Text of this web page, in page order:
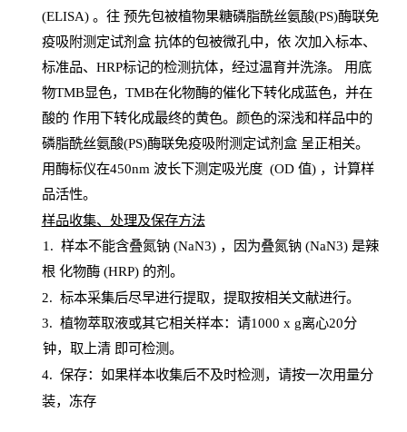
(ELISA) 。往 预先包被植物果糖磷脂酰丝氨酸(PS)酶联免
疫吸附测定试剂盒抗体的包被微孔中，依 次加入标本、
标准品、 HRP标记的检测抗体，经过温育并洗涤。
用底
物TMB显色， TMB在化物酶的催化下转化成蓝色，并在
酸的 作用下转化成最终的黄色。颜色的深浅和样品中的
磷脂酰丝氨酸(PS)酶联免疫吸附测定试剂盒呈正相关。
用酶标仪在450nm 波长下测定吸光度 (OD 值) ，计算样
品活性。
样品收集、处理及保存方法
1 . 样本不能含叠氮钠(NaN3) ，因为叠氮钠 (NaN3) 是辣
根 化物酶(HRP) 的剂。
2. 标本采集后尽早进行提取，提取按相关文献进行。
3. 植物萃取液或其它相关样本：请1000 x g离心20分
钟，取上清 即可检测。
4. 保存：如果样本收集后不及时检测，请按一次用量分
装，冻存